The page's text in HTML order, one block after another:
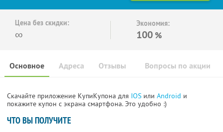
Цена без скидки:
∞
Экономия:
100 %
Основное Отзывы Вопросы по акции
Адреса
Скачайте приложение КупиКупона для IOS или Android и
покажите купон с экрана смартфона. Это удобно :)
ЧТО ВЫ ПОЛУЧИТЕ